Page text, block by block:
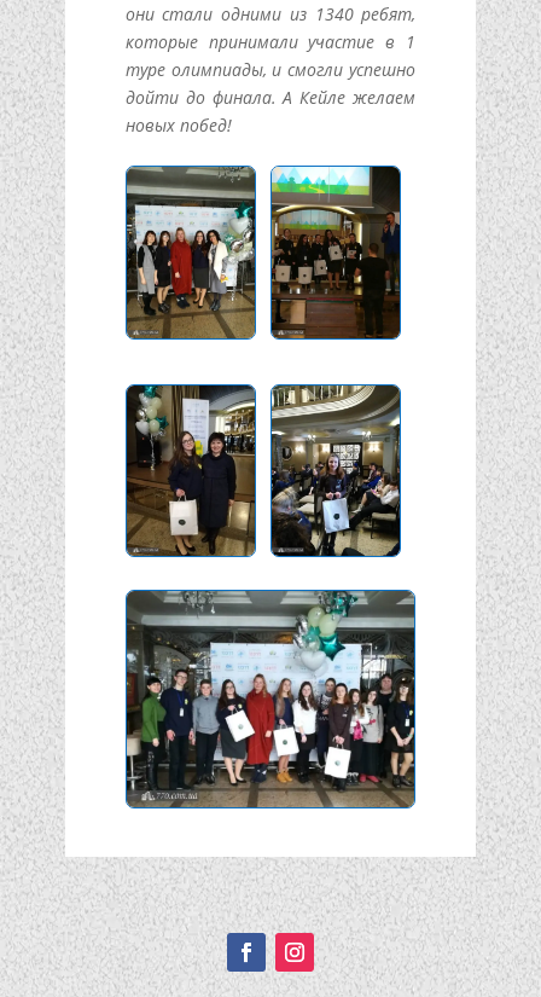
они стали одними из 1340 ребят,
которые принимали участие в 1
туре олимпиады, и смогли успешно
дойти до финала. А Кейле желаем
новых побед!
Подписывайтесь!